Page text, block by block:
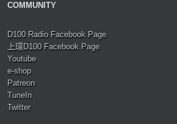
COMMUNITY
D100 Radio Facebook Page
上環D100 Facebook Page
Youtube
e-shop
Patreon
TuneIn
Twitter